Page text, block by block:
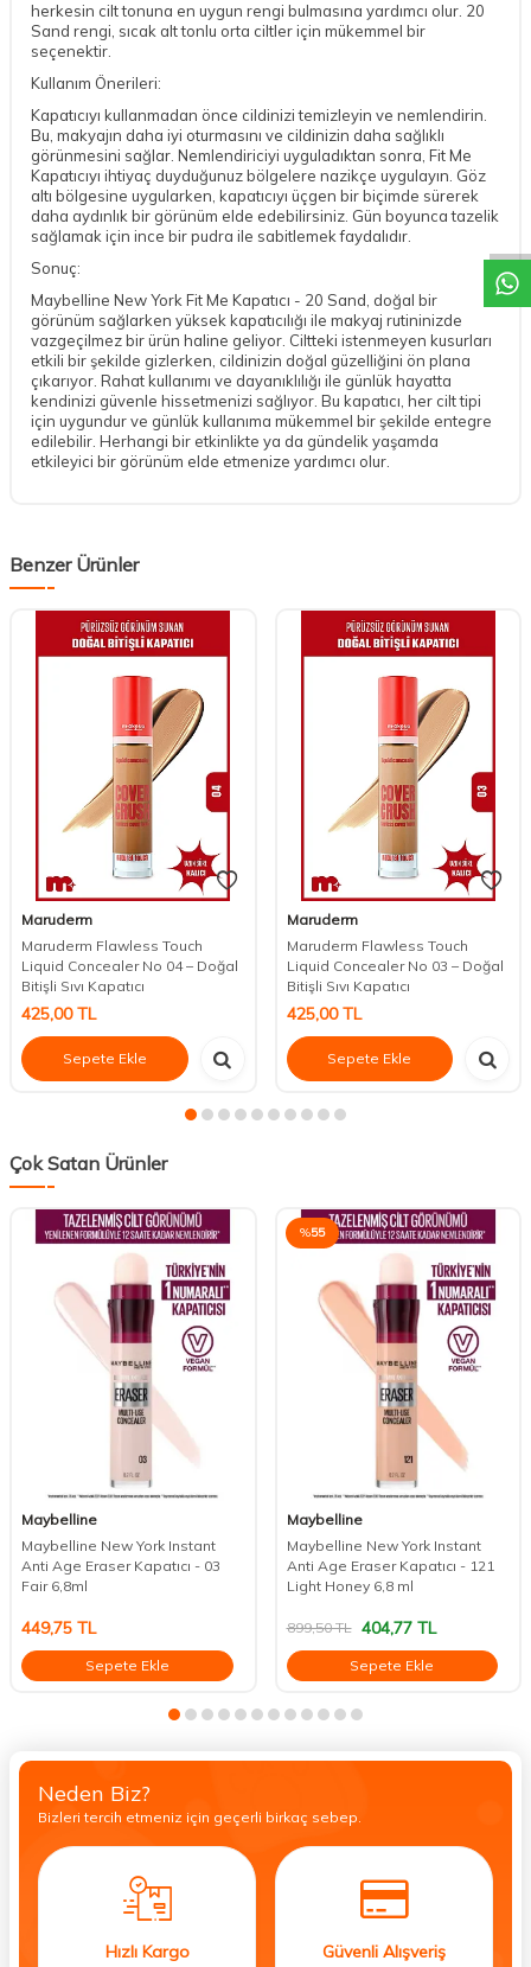
DESTEK
herkesin cilt tonuna en uygun rengi bulmasına yardımcı olur. 20
Sand rengi, sıcak alt tonlu orta ciltler için mükemmel bir
seçenektir.
Kullanım Önerileri:
Kapatıcıyı kullanmadan önce cildinizi temizleyin ve nemlendirin.
Bu, makyajın daha iyi oturmasını ve cildinizin daha sağlıklı
görünmesini sağlar. Nemlendiriciyi uyguladıktan sonra, Fit Me
Kapatıcıyı ihtiyaç duyduğunuz bölgelere nazikçe uygulayın. Göz
altı bölgesine uygularken, kapatıcıyı üçgen bir biçimde sürerek
daha aydınlık bir görünüm elde edebilirsiniz. Gün boyunca tazelik
sağlamak için ince bir pudra ile sabitlemek faydalıdır.
Sonuç:
Maybelline New York Fit Me Kapatıcı - 20 Sand, doğal bir
görünüm sağlarken yüksek kapatıcılığı ile makyaj rutininizde
vazgeçilmez bir ürün haline geliyor. Ciltteki istenmeyen kusurları
etkili bir şekilde gizlerken, cildinizin doğal güzelliğini ön plana
çıkarıyor. Rahat kullanımı ve dayanıklılığı ile günlük hayatta
kendinizi güvenle hissetmenizi sağlıyor. Bu kapatıcı, her cilt tipi
için uygundur ve günlük kullanıma mükemmel bir şekilde entegre
edilebilir. Herhangi bir etkinlikte ya da gündelik yaşamda
etkileyici bir görünüm elde etmenize yardımcı olur.
Benzer Ürünler
Maruderm
Maruderm Flawless Touch
Liquid Concealer No 04 – Doğal
Bitişli Sıvı Kapatıcı
425,00TL
Sepete Ekle
Maruderm
Maruderm Flawless Touch
Liquid Concealer No 03 – Doğal
Bitişli Sıvı Kapatıcı
425,00TL
Sepete Ekle
Çok Satan Ürünler
Maybelline
Maybelline New York Instant
Anti Age Eraser Kapatıcı - 03
Fair 6,8ml
449,75 TL
Sepete Ekle
%55
Maybelline
Maybelline New York Instant
Anti Age Eraser Kapatıcı - 121
Light Honey 6,8 ml
899,50TL 404,77TL
Sepete Ekle
Neden Biz?
Bizleri tercih etmeniz için geçerli birkaç sebep.
Hızlı Kargo Güvenli Alışveriş